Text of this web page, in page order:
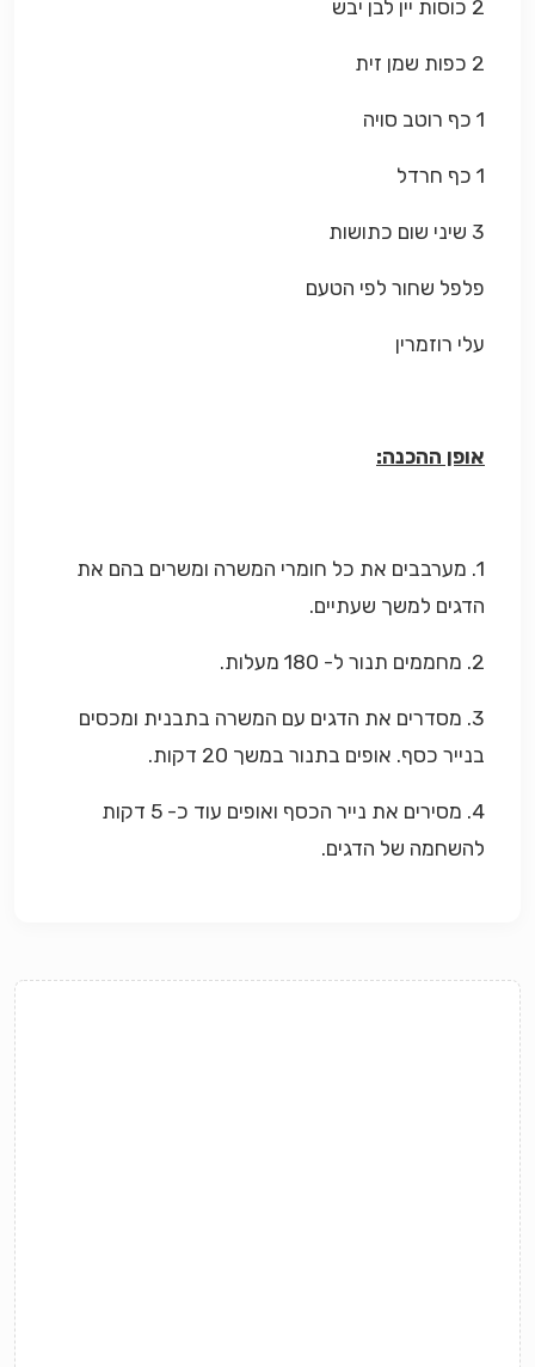
2 כוסות יין לבן יבש
2 כפות שמן זית
1 כף רוטב סויה
1 כף חרדל
3 שיני שום כתושות
פלפל שחור לפי הטעם
עלי רוזמרין
אופן ההכנה:
1. מערבבים את כל חומרי המשרה ומשרים בהם את
הדגים למשך שעתיים.
2. מחממים תנור ל- 180 מעלות.
3. מסדרים את הדגים עם המשרה בתבנית ומכסים
בנייר כסף. אופים בתנור במשך 20 דקות.
4. מסירים את נייר הכסף ואופים עוד כ- 5 דקות
להשחמה של הדגים.